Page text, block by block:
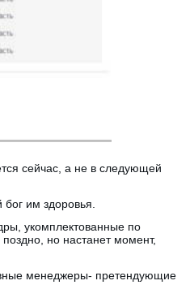
сейчас, а не в следующей
им здоровья.
укомплектованные по
но настанет момент,
менеджеры- претендующие